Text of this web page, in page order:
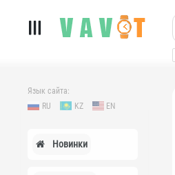
Язык сайта:
RU
KZ EN
Новинки